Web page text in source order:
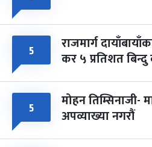
५ राजमार्ग
कर ५ प्रतिशत बिन्दु
५ मोहन तिम्सिनाजी-
अपव्याख्या नगरौं